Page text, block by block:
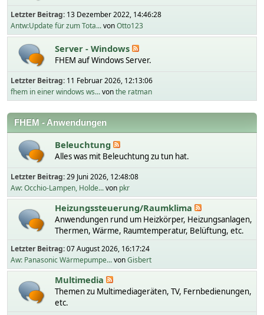
Letzter Beitrag: 13 Dezember 2022, 14:46:28
Antw:Update für zum Tota...vonOtto123
Server - Windows
FHEM auf Windows Server.
Letzter Beitrag: 11 Februar 2026, 12:13:06
fhem in einer windows ws...vonthe ratman
FHEM - Anwendungen
Beleuchtung
Alles was mit Beleuchtung zu tun hat.
Letzter Beitrag:29 Juni 2026, 12:48:08
Aw: Occhio-Lampen, Holde...von pkr
Heizungssteuerung/Raumklima
Anwendungen rund um Heizkörper, Heizungsanlagen,
Thermen, Wärme, Raumtemperatur, Belüftung, etc.
Letzter Beitrag:07 August 2026, 16:17:24
Aw: Panasonic Wärmepumpe...vonGisbert
Multimedia
Themen zu Multimediageräten, TV, Fernbedienungen,
etc.